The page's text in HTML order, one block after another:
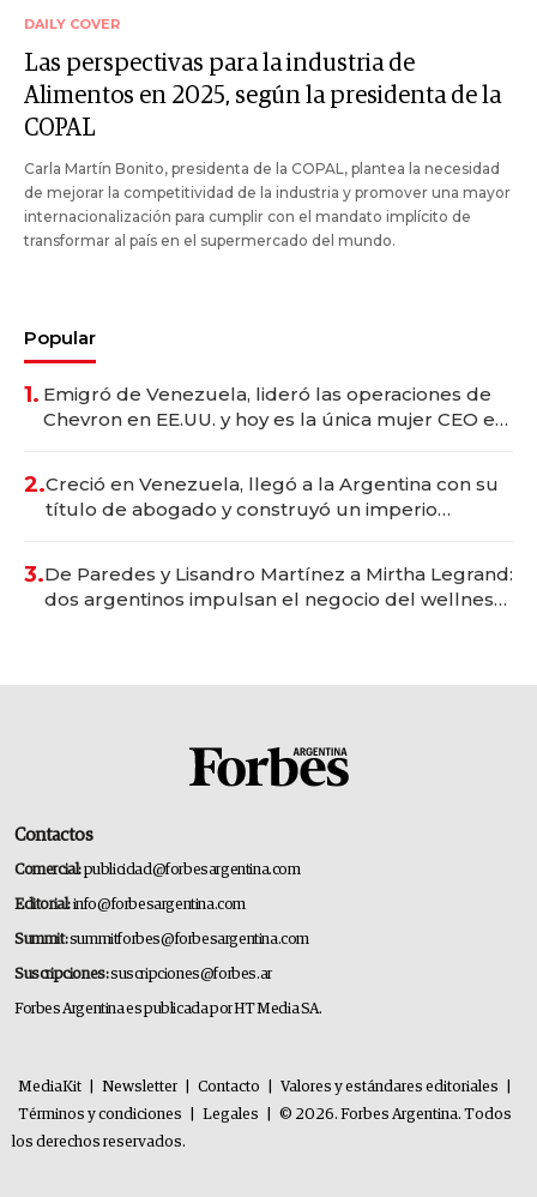
DAILY COVER
Las perspectivas para la industria de
Alimentos en 2025, según la presidenta de la
COPAL
Carla Martín Bonito, presidenta de la COPAL, plantea la necesidad
de mejorar la competitividad de la industria y promover una mayor
internacionalización para cumplir con el mandato implícito de
transformar al país en el supermercado del mundo.
Popular
1. Emigró de Venezuela, lideró las operaciones de
Chevron en EE.UU. y hoy es la única mujer CEO en
2.Creció en Venezuela, llegó a la Argentina con su
título de abogado y construyó un imperio
3.De Paredes y Lisandro Martínez a Mirtha Legrand:
dos argentinos impulsan el negocio del wellness
Contactos
Comercial:publicidad@forbesargentina.com
Editorial:info@forbesargentina.com
Summit:summitforbes@forbesargentina.com
Suscripciones:suscripciones@forbes.ar
Forbes Argentina es publicada por HT Media SA.
MediaKit Newsletter Contacto Valores y estándares editoriales
Términos y condiciones
Legales
© 2026. Forbes Argentina. Todos
los derechos reservados.